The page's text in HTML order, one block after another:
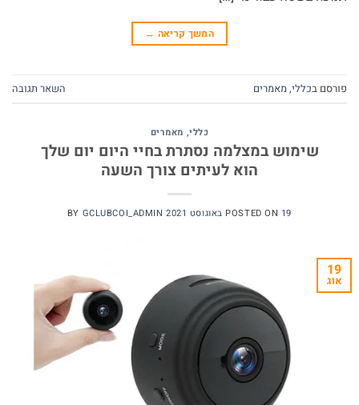
המשך קריאה →
פורסם בכללי,מאמרים השאר תגובה
כללי, מאמרים
שימוש במצלמה נסתרת בחיי היום יום שלך
הוא לעיתים צורך השעה
POSTED ON 19 באוגוסט 2021 BY GCLUBCOI_ADMIN
19
אוג